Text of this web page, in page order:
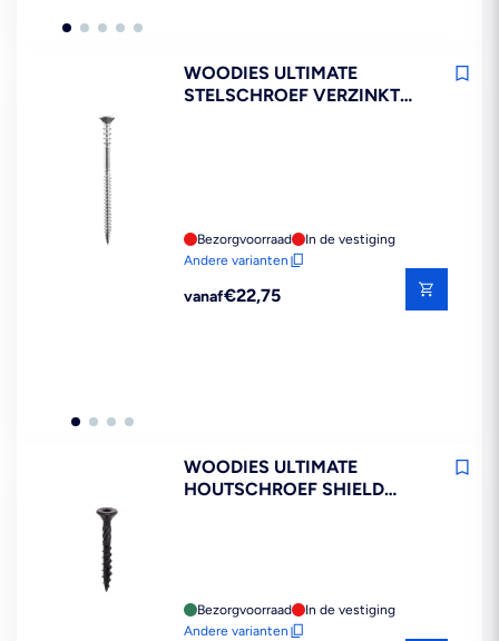
WOODIES ULTIMATE
STELSCHROEF VERZINKT
Bezorgvoorraad
In de vestiging
Andere varianten
Reguliere
vanaf€22,75
WOODIES ULTIMATE
HOUTSCHROEF SHIELD
Bezorgvoorraad
In de vestiging
Andere varianten